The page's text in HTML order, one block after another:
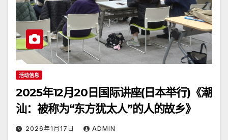
活动信息
2025年12月20日国际讲座(日本举行)《潮
汕：被称为“东方犹太人”的人的故乡》
2026年1月17日 ADMIN